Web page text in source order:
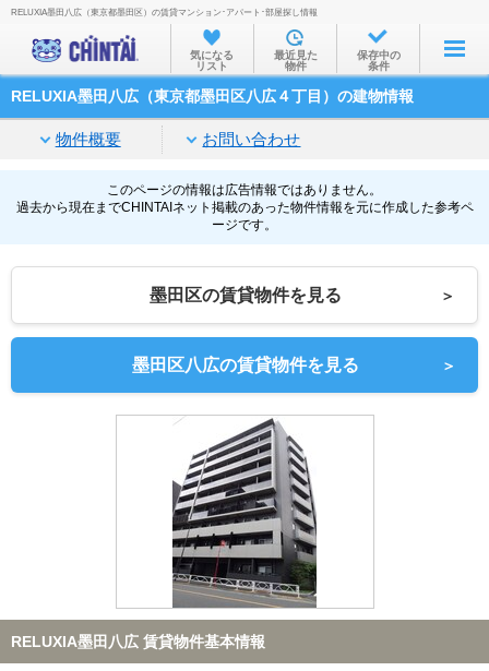
お部屋を探す
沿線・駅から
家賃相場から
通勤通学時間から
物件特集から
不動産会社から
TOP
RELUXIA墨田八広（東京都墨田区）の賃貸マンション･アパート･部屋探し情報
気になる
リスト
最近見た
物件
保存中の
条件
RELUXIA墨田八広（東京都墨田区八広４丁目）の建物情報
物件概要 お問い合わせ
このページの情報は広告情報ではありません。
過去から現在までCHINTAIネット掲載のあった物件情報を元に作成した参考ペ
ージです。
墨田区の賃貸物件を見る ＞
墨田区八広の賃貸物件を見る ＞
RELUXIA墨田八広 賃貸物件基本情報